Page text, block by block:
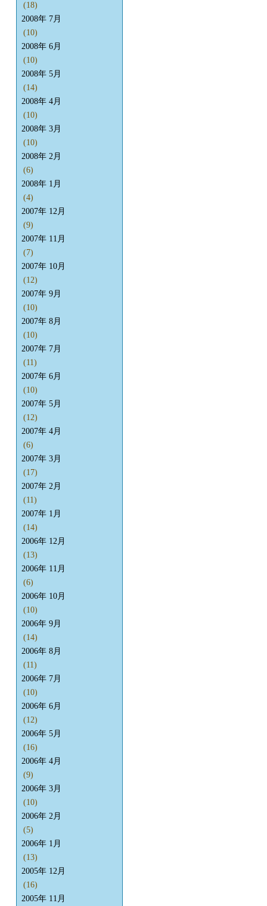
(18)
2008年 7月
(10)
2008年 6月
(10)
2008年 5月
(14)
2008年 4月
(10)
2008年 3月
(10)
2008年 2月
(6)
2008年 1月
(4)
2007年 12月
(9)
2007年 11月
(7)
2007年 10月
(12)
2007年 9月
(10)
2007年 8月
(10)
2007年 7月
(11)
2007年 6月
(10)
2007年 5月
(12)
2007年 4月
(6)
2007年 3月
(17)
2007年 2月
(11)
2007年 1月
(14)
2006年 12月
(13)
2006年 11月
(6)
2006年 10月
(10)
2006年 9月
(14)
2006年 8月
(11)
2006年 7月
(10)
2006年 6月
(12)
2006年 5月
(16)
2006年 4月
(9)
2006年 3月
(10)
2006年 2月
(5)
2006年 1月
(13)
2005年 12月
(16)
2005年 11月